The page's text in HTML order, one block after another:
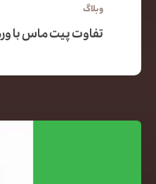
وبلاگ
تفاوت پیت ماس